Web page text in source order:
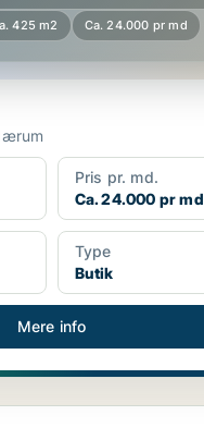
425 m2 Ca. 24.000 pr md
Pris pr. md.
Ca. 24.000 pr md
Type
Butik
Mere info